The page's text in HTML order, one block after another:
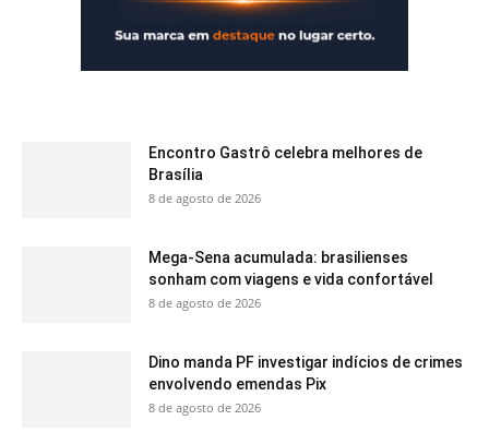
Encontro Gastrô celebra melhores de
Brasília
8 de agosto de 2026
Mega-Sena acumulada: brasilienses
sonham com viagens e vida confortável
8 de agosto de 2026
Dino manda PF investigar indícios de crimes
envolvendo emendas Pix
8 de agosto de 2026